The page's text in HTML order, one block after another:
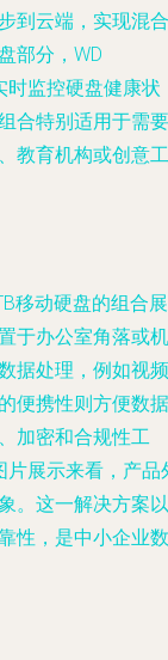
到云端，实现混合
部分，WD
时监控硬盘健康状
合特别适用于需要
教育机构或创意工
移动硬盘的组合展
于办公室角落或机
据处理，例如视频
便携性则方便数据
加密和合规性工
片展示来看，产品
。这一解决方案以
性，是中小企业数